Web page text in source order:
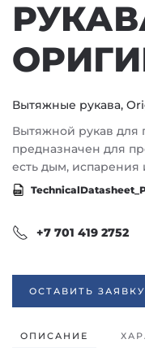
Вытяжные рукава,
Вытяжной рукав для
предназначен для
есть дым,
+7 701 419 2752
ОСТАВИТЬ ЗАЯВКУ
ОПИСАНИЕ